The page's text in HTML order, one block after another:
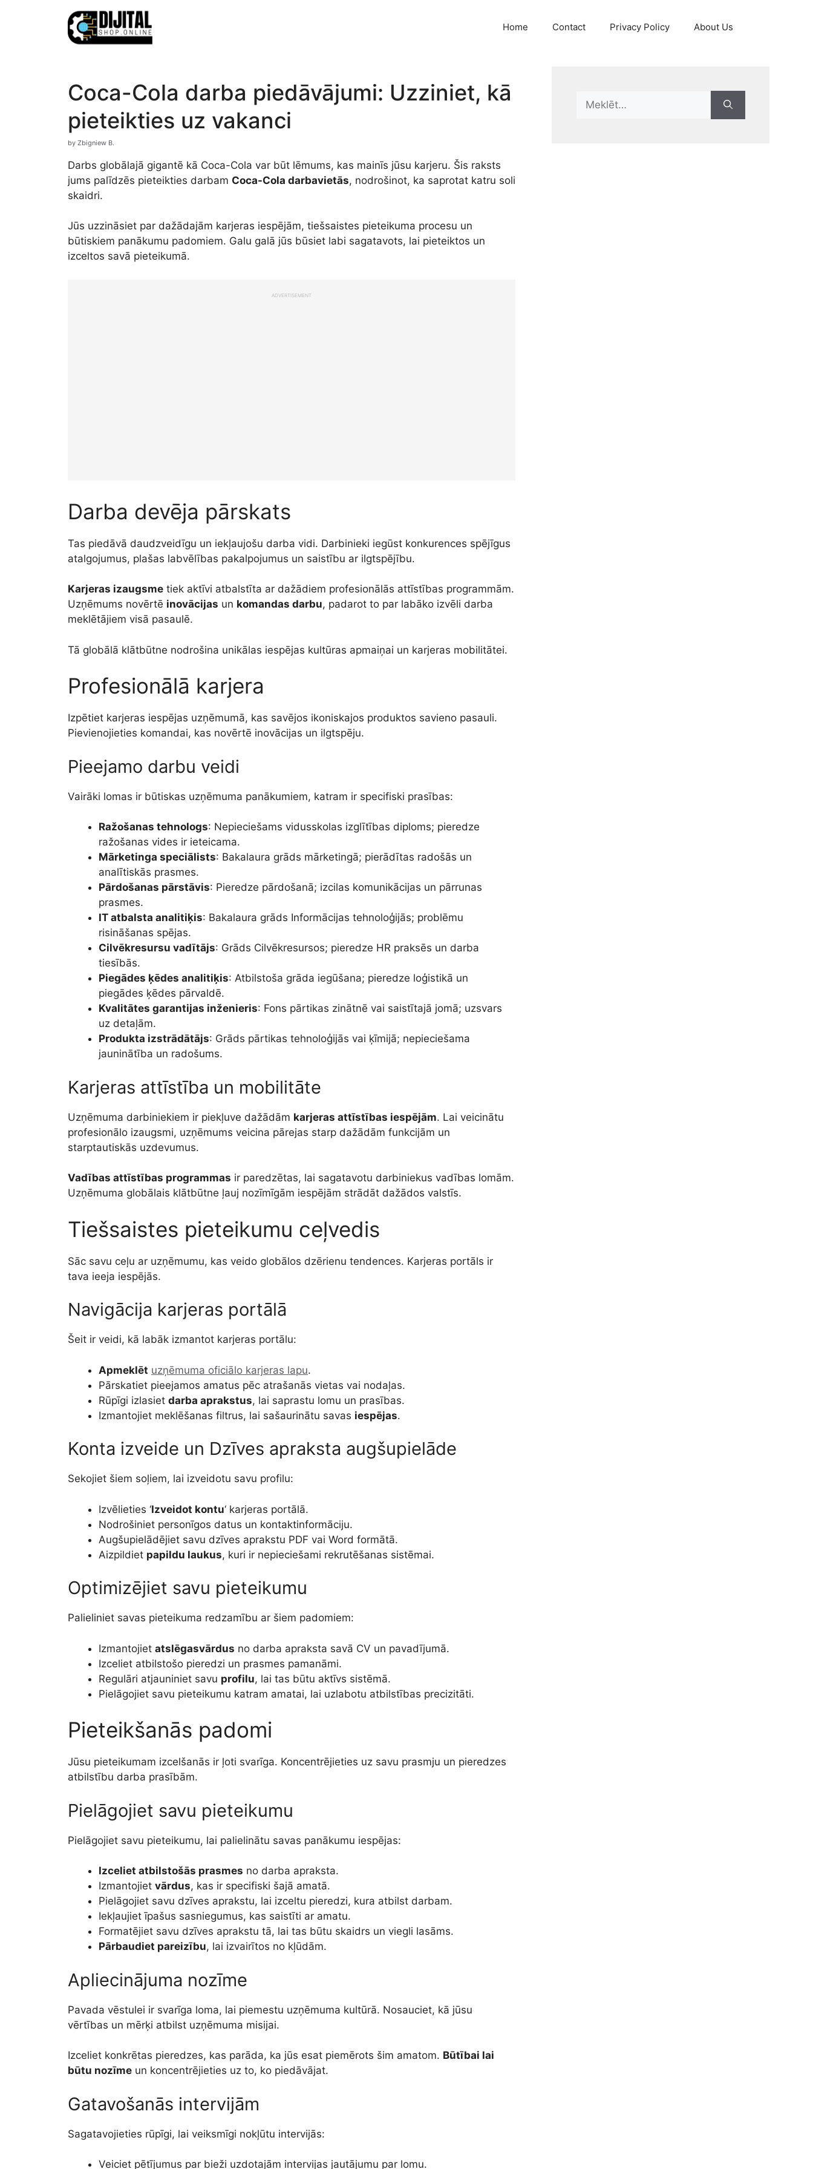
Home Contact Privacy Policy About Us
Coca-Cola darba piedāvājumi: Uzziniet, kā
pieteikties uz vakanci
by Zbigniew B.
Darbs globālajā gigantē kā Coca-Cola var būt lēmums, kas mainīs jūsu karjeru. Šis raksts
jums palīdzēs pieteikties darbam Coca-Cola darbavietās, nodrošinot, ka saprotat katru soli
skaidri.
Jūs uzzināsiet par dažādajām karjeras iespējām, tiešsaistes pieteikuma procesu un
būtiskiem panākumu padomiem. Galu galā jūs būsiet labi sagatavots, lai pieteiktos un
izceltos savā pieteikumā.
ADVERTISEMENT
Darba devēja pārskats
Tas piedāvā daudzveidīgu un iekļaujošu darba vidi. Darbinieki iegūst konkurences spējīgus
atalgojumus, plašas labvēlības pakalpojumus un saistību ar ilgtspējību.
Karjeras izaugsme tiek aktīvi atbalstīta ar dažādiem profesionālās attīstības programmām.
Uzņēmums novērtē inovācijas un komandas darbu, padarot to par labāko izvēli darba
meklētājiem visā pasaulē.
Tā globālā klātbūtne nodrošina unikālas iespējas kultūras apmaiņai un karjeras mobilitātei.
Profesionālā karjera
Izpētiet karjeras iespējas uzņēmumā, kas savējos ikoniskajos produktos savieno pasauli.
Pievienojieties komandai, kas novērtē inovācijas un ilgtspēju.
Pieejamo darbu veidi
Vairāki lomas ir būtiskas uzņēmuma panākumiem, katram ir specifiski prasības:
Ražošanas tehnologs: Nepieciešams vidusskolas izglītības diploms; pieredze
ražošanas vides ir ieteicama.
Mārketinga speciālists: Bakalaura grāds mārketingā; pierādītas radošās un
analītiskās prasmes.
Pārdošanas pārstāvis: Pieredze pārdošanā; izcilas komunikācijas un pārrunas
prasmes.
IT atbalsta analitiķis: Bakalaura grāds Informācijas tehnoloģijās; problēmu
risināšanas spējas.
Cilvēkresursu vadītājs: Grāds Cilvēkresursos; pieredze HR praksēs un darba
tiesībās.
Piegādes ķēdes analitiķis: Atbilstoša grāda iegūšana; pieredze loģistikā un
piegādes ķēdes pārvaldē.
Kvalitātes garantijas inženieris: Fons pārtikas zinātnē vai saistītajā jomā; uzsvars
uz detaļām.
Produkta izstrādātājs: Grāds pārtikas tehnoloģijās vai ķīmijā; nepieciešama
jauninātība un radošums.
Karjeras attīstība un mobilitāte
Uzņēmuma darbiniekiem ir piekļuve dažādām karjeras attīstības iespējām. Lai veicinātu
profesionālo izaugsmi, uzņēmums veicina pārejas starp dažādām funkcijām un
starptautiskās uzdevumus.
Vadības attīstības programmas ir paredzētas, lai sagatavotu darbiniekus vadības lomām.
Uzņēmuma globālais klātbūtne ļauj nozīmīgām iespējām strādāt dažādos valstīs.
Tiešsaistes pieteikumu ceļvedis
Sāc savu ceļu ar uzņēmumu, kas veido globālos dzērienu tendences. Karjeras portāls ir
tava ieeja iespējās.
Navigācija karjeras portālā
Šeit ir veidi, kā labāk izmantot karjeras portālu:
Apmeklēt uzņēmuma oficiālo karjeras lapu.
Pārskatiet pieejamos amatus pēc atrašanās vietas vai nodaļas.
Rūpīgi izlasiet darba aprakstus, lai saprastu lomu un prasības.
Izmantojiet meklēšanas filtrus, lai sašaurinātu savas iespējas.
Konta izveide un Dzīves apraksta augšupielāde
Sekojiet šiem soļiem, lai izveidotu savu profilu:
Izvēlieties ‘Izveidot kontu‘ karjeras portālā.
Nodrošiniet personīgos datus un kontaktinformāciju.
Augšupielādējiet savu dzīves aprakstu PDF vai Word formātā.
Aizpildiet papildu laukus, kuri ir nepieciešami rekrutēšanas sistēmai.
Optimizējiet savu pieteikumu
Palieliniet savas pieteikuma redzamību ar šiem padomiem:
Izmantojiet atslēgasvārdus no darba apraksta savā CV un pavadījumā.
Izceliet atbilstošo pieredzi un prasmes pamanāmi.
Regulāri atjauniniet savu profilu, lai tas būtu aktīvs sistēmā.
Pielāgojiet savu pieteikumu katram amatai, lai uzlabotu atbilstības precizitāti.
Pieteikšanās padomi
Jūsu pieteikumam izcelšanās ir ļoti svarīga. Koncentrējieties uz savu prasmju un pieredzes
atbilstību darba prasībām.
Pielāgojiet savu pieteikumu
Pielāgojiet savu pieteikumu, lai palielinātu savas panākumu iespējas:
Izceliet atbilstošās prasmes no darba apraksta.
Izmantojiet vārdus, kas ir specifiski šajā amatā.
Pielāgojiet savu dzīves aprakstu, lai izceltu pieredzi, kura atbilst darbam.
Iekļaujiet īpašus sasniegumus, kas saistīti ar amatu.
Formatējiet savu dzīves aprakstu tā, lai tas būtu skaidrs un viegli lasāms.
Pārbaudiet pareizību, lai izvairītos no kļūdām.
Apliecinājuma nozīme
Pavada vēstulei ir svarīga loma, lai piemestu uzņēmuma kultūrā. Nosauciet, kā jūsu
vērtības un mērķi atbilst uzņēmuma misijai.
Izceliet konkrētas pieredzes, kas parāda, ka jūs esat piemērots šim amatom. Būtībai lai
būtu nozīme un koncentrējieties uz to, ko piedāvājat.
Gatavošanās intervijām
Sagatavojieties rūpīgi, lai veiksmīgi nokļūtu intervijās:
Veiciet pētījumus par bieži uzdotajām intervijas jautājumu par lomu.
Search